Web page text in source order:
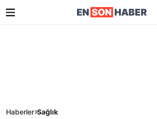
Haberler Sağlık